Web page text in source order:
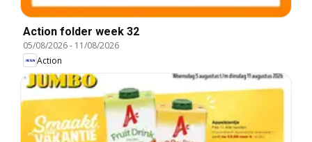
Action folder week 32
05/08/2026- 11/08/2026
Action